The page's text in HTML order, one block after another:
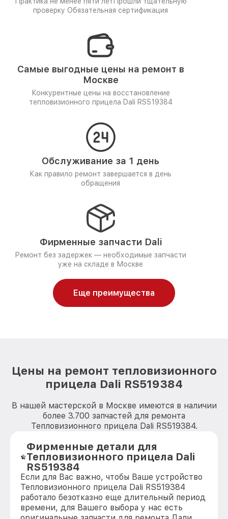
проверку Обязательная сертификация
Самые выгодные цены на ремонт в
Москве
Конкурентные цены на восстановление
тепловизионного прицела Dali RS519384
Обслуживание за 1 день
Как правило ремонт завершается в день
обращения
Фирменные запчасти Dali
Ремонт без задержек — необходимые запчасти
уже на складе в Москве
Еще преимущества
Цены на ремонт тепловизионного
прицела Dali RS519384
В нашей мастерской в Москве имеются в наличии
более 3.700 запчастей для ремонта
Тепловизионного прицела Dali RS519384.
Фирменные детали для
Тепловизионного прицела Dali
RS519384
Если для Вас важно, чтобы Ваше устройство
Тепловизионного прицела Dali RS519384
работало безотказно еще длительный период
времени, для Вашего выбора у нас есть